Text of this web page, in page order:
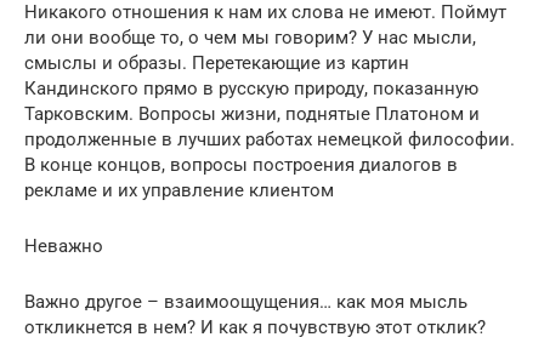
Никакого отношения к нам их слова не имеют. Поймут
ли они вообще то, о чем мы говорим? У нас мысли,
смыслы и образы. Перетекающие из картин
Кандинского прямо в русскую природу, показанную
Тарковским. Вопросы жизни, поднятые Платоном и
продолженные в лучших работах немецкой философии.
В конце концов, вопросы построения диалогов в
рекламе и их управление клиентом
Неважно
Важно другое – взаимоощущения… как моя мысль
откликнется в нем? И как я почувствую этот отклик?